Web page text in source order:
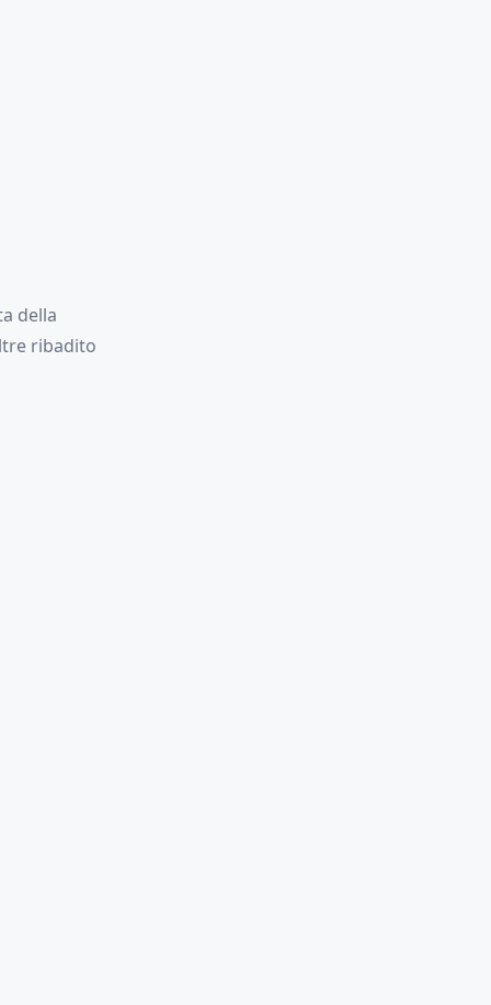
della
ribadito